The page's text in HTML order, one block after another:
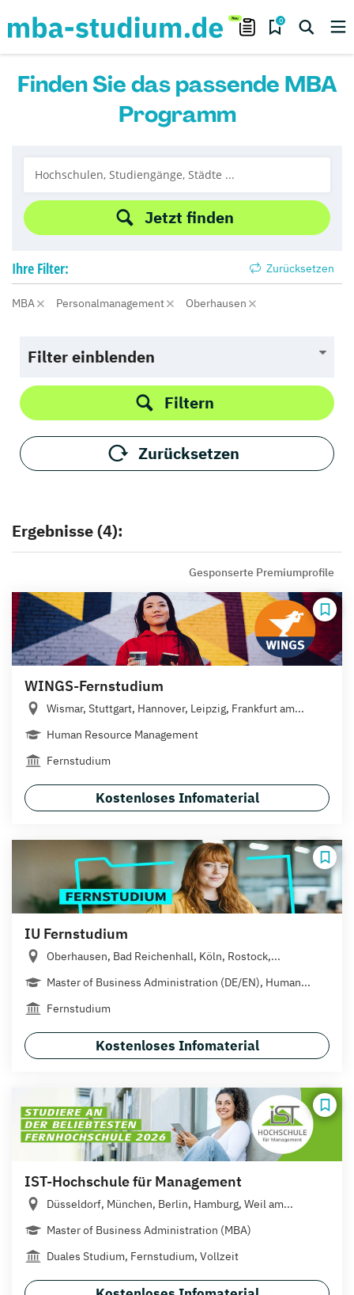
0
Finden Sie das passende MBA
Programm
Jetzt finden
Ihre Filter: Zurücksetzen
MBA Personalmanagement Oberhausen
Filter einblenden
Filtern
Zurücksetzen
Ergebnisse (4):
Gesponserte Premiumprofile
WINGS-Fernstudium
Wismar, Stuttgart, Hannover, Leipzig, Frankfurt am...
Human Resource Management
Fernstudium
Kostenloses Infomaterial
IU Fernstudium
Oberhausen, Bad Reichenhall, Köln, Rostock,...
Master of Business Administration (DE/EN), Human...
Fernstudium
Kostenloses Infomaterial
IST-Hochschule für Management
Düsseldorf, München, Berlin, Hamburg, Weil am...
Master of Business Administration (MBA)
Duales Studium, Fernstudium, Vollzeit